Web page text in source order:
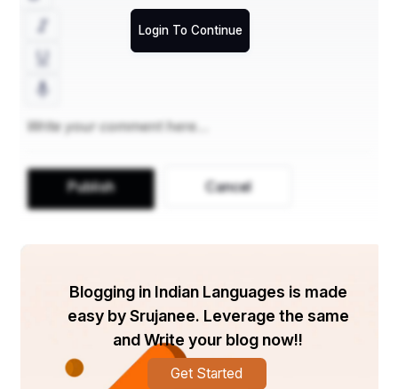
पेड़ काटकर हमने अपना घर-आंगन तो साफ-सुथरा कर लिया,
लेकिन मन को अशांत करने के साथ ही वायु को भी दूषित कर दिया.
वनडे स्टाइल में शुद्ध हवा-पानी के लिए पहाड़ों की सैर से क्या
फायदा. लेकिन बिगड़ते पर्यावरण के चलते मानसून के आने की
टाइमिंग भी गडबड़ा सी गई है. ऐसे में सिर्फ विद्युत कटौती होने से बस
Login To Continue
Publish Cancel
Blogging in Indian Languages is made
easy by Srujanee. Leverage the same
and Write your blog now!!
Get Started